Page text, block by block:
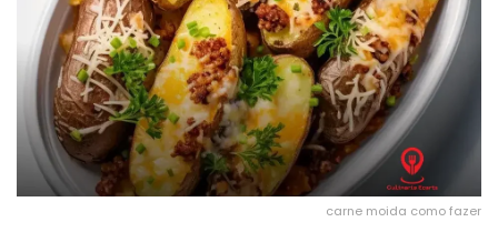
carne moida como fazer